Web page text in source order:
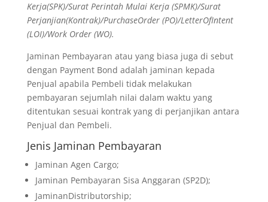
Kerja(SPK)/Surat Perintah Mulai Kerja (SPMK)/Surat
Perjanjian(Kontrak)/PurchaseOrder (PO)/LetterOfIntent
(LOI)/Work Order (WO).
Jaminan Pembayaran atau yang biasa juga di sebut
dengan Payment Bond adalah jaminan kepada
Penjual apabila Pembeli tidak melakukan
pembayaran sejumlah nilai dalam waktu yang
ditentukan sesuai kontrak yang di perjanjikan antara
Penjual dan Pembeli.
Jenis Jaminan Pembayaran
Jaminan Agen Cargo;
Jaminan Pembayaran Sisa Anggaran (SP2D);
JaminanDistributorship;